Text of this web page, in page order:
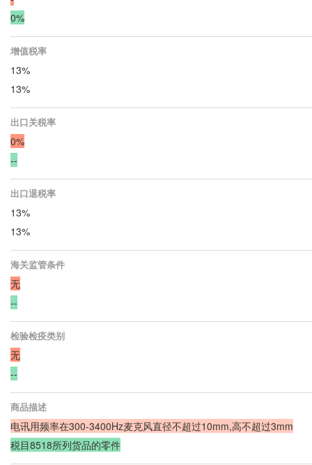
0%
增值税率
13%
13%
出口关税率
0%
--
出口退税率
13%
13%
海关监管条件
无
--
检验检疫类别
无
--
商品描述
电讯用频率在300-3400Hz麦克风直径不超过10mm,高不超过3mm
税目8518所列货品的零件